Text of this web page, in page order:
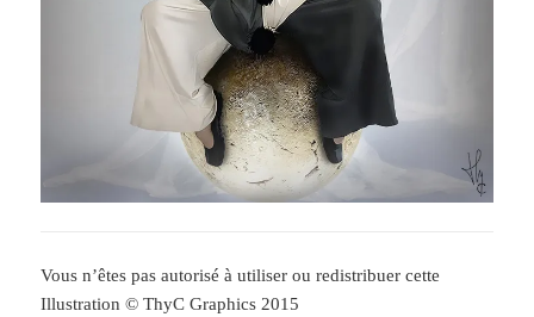
Vous n’êtes pas autorisé à utiliser ou redistribuer cette
Illustration © ThyC Graphics 2015